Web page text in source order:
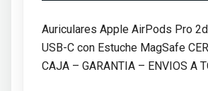
Auriculares Apple AirPods Pro
USB-C con Estuche MagSafe
CAJA – GARANTIA – ENVIOS A